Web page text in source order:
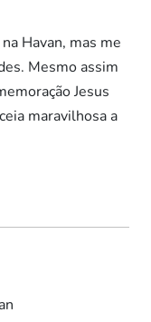
Havan, mas me
Mesmo assim
Jesus
maravilhosa a